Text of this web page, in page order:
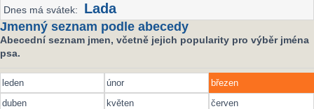
Dnes má svátek: Lada
Jmenný seznam podle abecedy
Abecední seznam jmen, včetně jejich popularity pro výběr jména
psa.
leden únor
březen
duben
květen
červen